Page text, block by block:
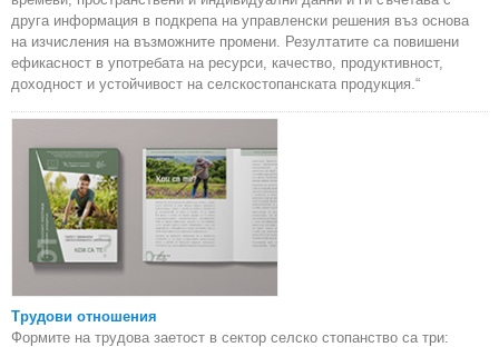
друга информация в подкрепа на управленски решения въз основа
на изчисления на възможните промени. Резултатите са повишени
ефикасност в употребата на ресурси, качество, продуктивност,
доходност и устойчивост на селскостопанската продукция.“
Трудови отношения
Формите на трудова заетост в сектор селско стопанство са три: